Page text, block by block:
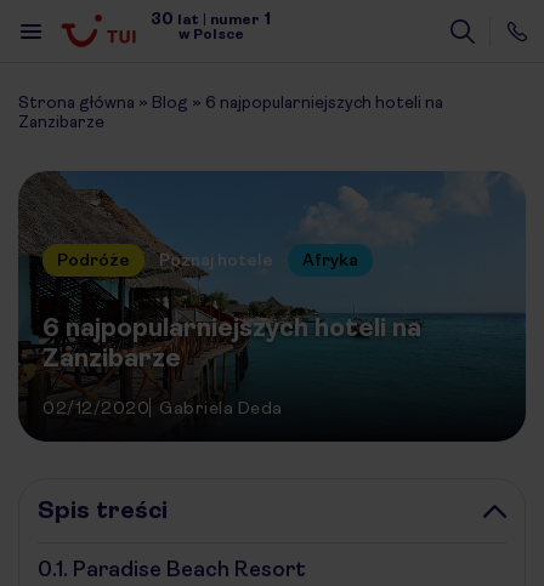
30 lat | numer 1
w Polsce
Strona główna » Blog » 6 najpopularniejszych hoteli na
Zanzibarze
Podróże Poznaj hotele Afryka
6 najpopularniejszych hoteli na
Zanzibarze
02/12/2020 Gabriela Deda
Spis treści
0.1. Paradise Beach Resort